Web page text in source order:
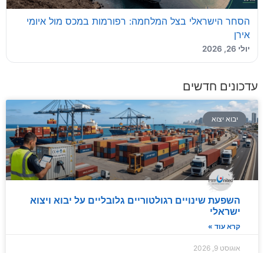
הסחר הישראלי בצל המלחמה: רפורמות במכס מול איומי
אירן
יולי 26, 2026
עדכונים חדשים
יבוא יצוא
השפעת שינויים רגולטוריים גלובליים על יבוא ויצוא
ישראלי
קרא עוד »
אוגוסט 9, 2026